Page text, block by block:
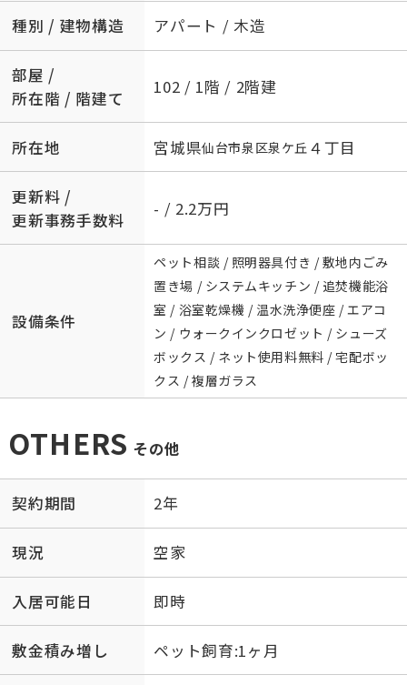
種別 / 建物構造 アパート / 木造
部屋 /
所在階 / 階建て
102 / 1階 / 2階建
所在地 宮城県仙台市泉区泉ケ丘 ４丁目
更新料 /
更新事務手数料
- / 2.2万円
設備条件
ペット相談 / 照明器具付き / 敷地内ごみ
置き場 / システムキッチン / 追焚機能浴
室 / 浴室乾燥機 / 温水洗浄便座 / エアコ
ン / ウォークインクロゼット / シューズ
ボックス / ネット使用料無料 / 宅配ボッ
クス / 複層ガラス
OTHERS その他
契約期間 2年
現況 空家
入居可能日 即時
敷金積み増し
ペット飼育:1ヶ月